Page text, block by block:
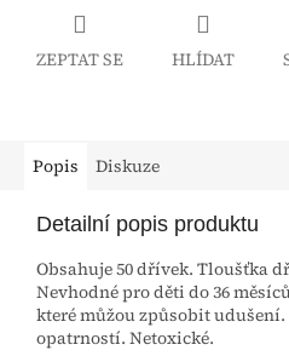
ZEPTAT SE HLÍDAT
Popis Diskuze
Detailní popis produktu
Obsahuje 50 dřívek. Tloušťka
Nevhodné pro děti do 36
které můžou způsobit
opatrností. Netoxické.